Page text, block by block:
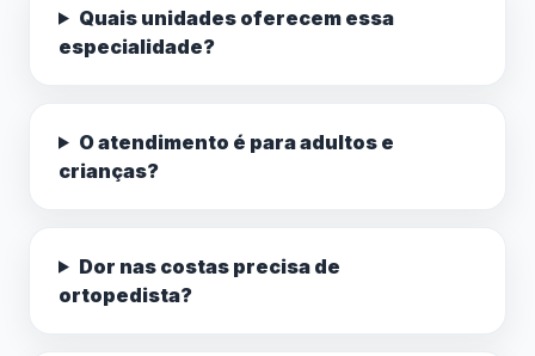
Quais unidades oferecem essa
especialidade?
O atendimento é para adultos e
crianças?
Dor nas costas precisa de
ortopedista?